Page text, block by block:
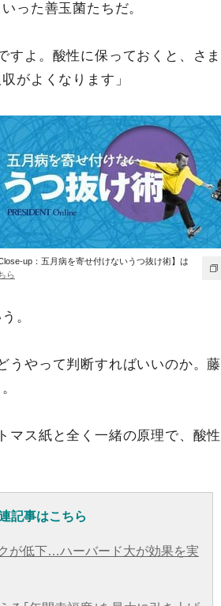
った善玉菌たちだ。
すよ。酸性に保っておくと、さま
がよくなります」
Close-up：五月病を寄せ付けないうつ抜け術】は
ら
。
うやって判断すればいいのか。藤
マス紙と全く一緒の原理で、酸性
記事はこちら
が低下…ハーバード大が効果を実